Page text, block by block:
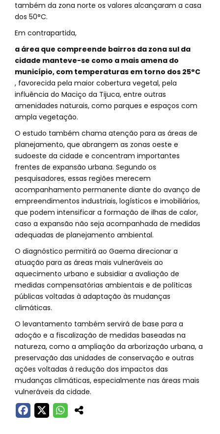
também da zona norte os valores alcançaram a casa
dos 50°C.
Em contrapartida,
a área que compreende bairros da zona sul da
cidade manteve-se como a mais amena do
município, com temperaturas em torno dos 25°C
, favorecida pela maior cobertura vegetal, pela
influência do Maciço da Tijuca, entre outras
amenidades naturais, como parques e espaços com
ampla vegetação.
O estudo também chama atenção para as áreas de
planejamento, que abrangem as zonas oeste e
sudoeste da cidade e concentram importantes
frentes de expansão urbana. Segundo os
pesquisadores, essas regiões merecem
acompanhamento permanente diante do avanço de
empreendimentos industriais, logísticos e imobiliários,
que podem intensificar a formação de ilhas de calor,
caso a expansão não seja acompanhada de medidas
adequadas de planejamento ambiental.
O diagnóstico permitirá ao Gaema direcionar a
atuação para as áreas mais vulneráveis ao
aquecimento urbano e subsidiar a avaliação de
medidas compensatórias ambientais e de políticas
públicas voltadas à adaptação às mudanças
climáticas.
O levantamento também servirá de base para a
adoção e a fiscalização de medidas baseadas na
natureza, como a ampliação da arborização urbana, a
preservação das unidades de conservação e outras
ações voltadas à redução dos impactos das
mudanças climáticas, especialmente nas áreas mais
vulneráveis da cidade.